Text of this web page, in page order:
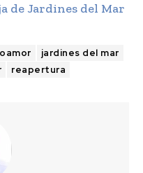
de Jardines del Mar
jardines del mar
reapertura